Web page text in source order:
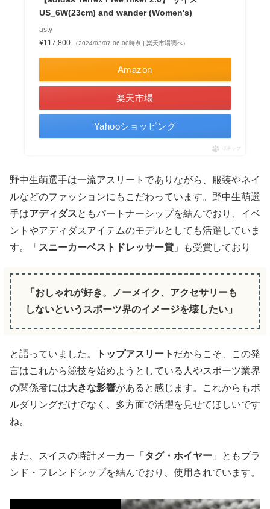
US_6W(23cm) and wander (Women's)
asty
¥117,800
（2024/03/07 06:00時点 | 楽天市場調べ）
Amazon
楽天市場
Yahooショッピング
ポチップ
野中生萌選手は一流アスリートでありながら、服装やネイ
ルなどのファッションにもこだわっています。野中生萌選
手はアディダスともパートナーシップを結んでおり、イベ
ントやアディダスアイテムのモデルとしても活躍していま
す。「 スニーカーベストドレッサー賞 」も受賞しており
「おしゃれが好き。ノーメイク、アクセサリーも
しないというスポーツ界のイメージを壊したい」
と語っていました。 トップアスリート だからこそ、この発
言はこれから競技を始めようとしている人やスポーツ業界
の関係者には大きな影響があると感じます。これからもボ
ルダリングだけでなく、多方面で活躍を見せてほしいです
ね。
また、スイスの時計メーカー「 タグ・ホイヤー 」ともブラ
ンド・フレンドシップを結んでおり、使用されています。